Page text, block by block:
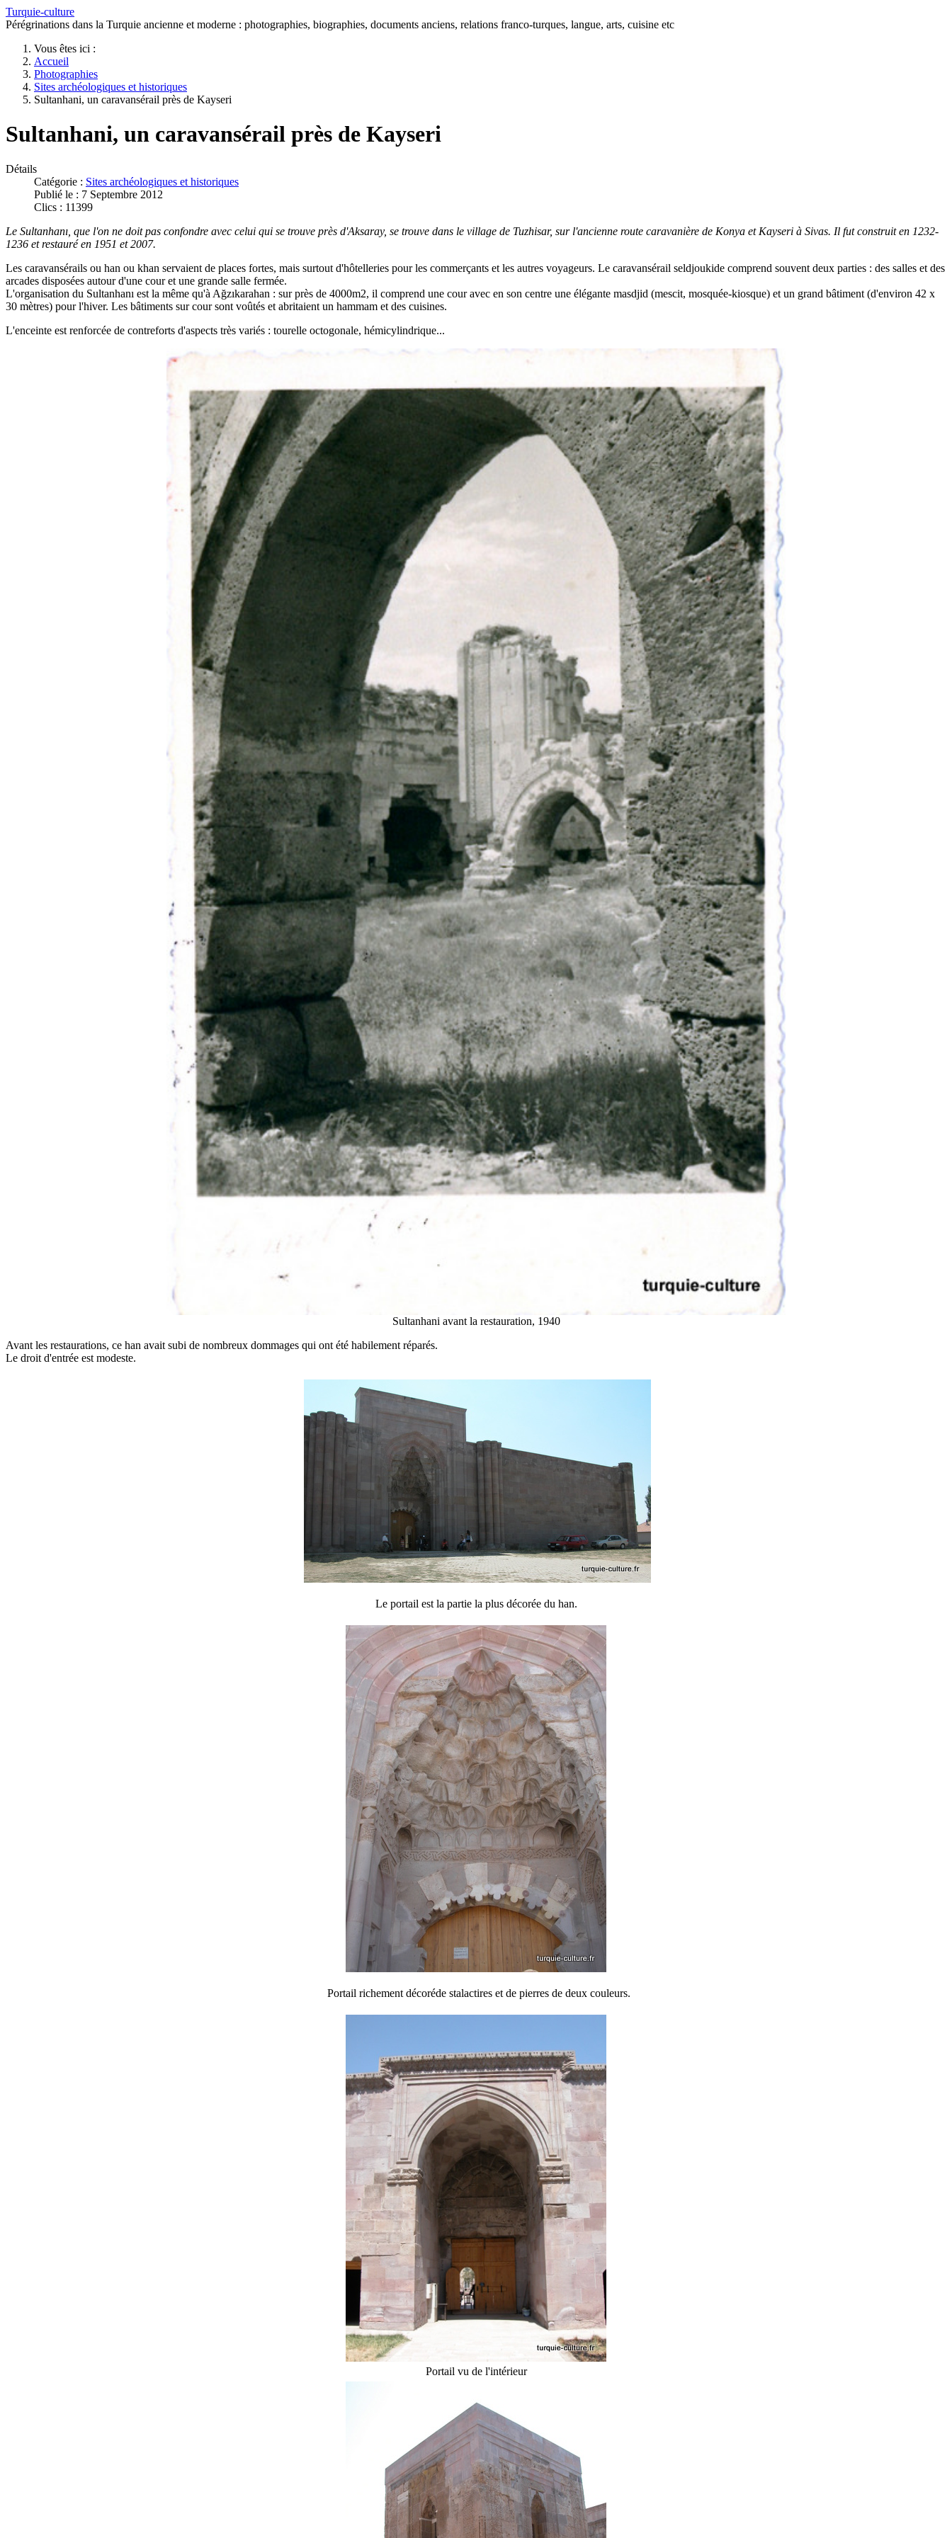
Turquie-culture
Pérégrinations dans la Turquie ancienne et moderne : photographies, biographies, documents anciens, relations franco-turques, langue, arts, cuisine etc
Vous êtes ici :
Accueil
Photographies
Sites archéologiques et historiques
Sultanhani, un caravansérail près de Kayseri
Sultanhani, un caravansérail près de Kayseri
Détails
Catégorie : Sites archéologiques et historiques
Publié le : 7 Septembre 2012
Clics : 11399
Le Sultanhanı, que l'on ne doit pas confondre avec celui qui se trouve près d'Aksaray, se trouve dans le village de Tuzhisar, sur l'ancienne route caravanière de Konya et Kayseri à Sivas. Il fut construit en 1232-
1236 et restauré en 1951 et 2007.
Les caravansérails ou han ou khan servaient de places fortes, mais surtout d'hôtelleries pour les commerçants et les autres voyageurs. Le caravansérail seldjoukide comprend souvent deux parties : des salles et des
arcades disposées autour d'une cour et une grande salle fermée.
L'organisation du Sultanhanı est la même qu'à Ağzıkarahan : sur près de 4000m2, il comprend une cour avec en son centre une élégante masdjid (mescit, mosquée-kiosque) et un grand bâtiment (d'environ 42 x
30 mètres) pour l'hiver. Les bâtiments sur cour sont voûtés et abritaient un hammam et des cuisines.
L'enceinte est renforcée de contreforts d'aspects très variés : tourelle octogonale, hémicylindrique...
Sultanhani avant la restauration, 1940
Avant les restaurations, ce han avait subi de nombreux dommages qui ont été habilement réparés.
Le droit d'entrée est modeste.
Le portail est la partie la plus décorée du han.
Portail richement décoréde stalactires et de pierres de deux couleurs.
Portail vu de l'intérieur